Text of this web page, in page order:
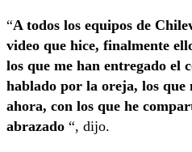
“A todos los equipos de
video que hice, finalmente
los que me han entregado el
hablado por la oreja, los que
ahora, con los que he
abrazado “, dijo.